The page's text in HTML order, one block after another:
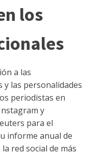
los
a las
y las personalidades
periodistas en
y
para el
informe anual de
red social de más